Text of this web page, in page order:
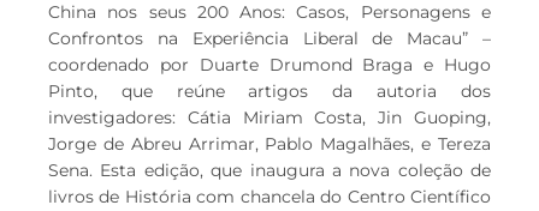
China nos seus 200 Anos: Casos, Personagens e
Confrontos na Experiência Liberal de Macau” –
coordenado por Duarte Drumond Braga e Hugo
Pinto, que reúne artigos da autoria dos
investigadores: Cátia Miriam Costa, Jin Guoping,
Jorge de Abreu Arrimar, Pablo Magalhães, e Tereza
Sena. Esta edição, que inaugura a nova coleção de
livros de História com chancela do Centro Científico